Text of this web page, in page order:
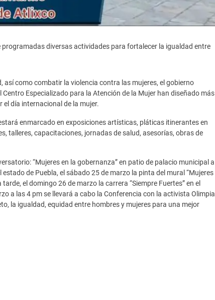
diversas actividades para fortalecer la igualdad entre
como combatir la violencia contra las mujeres, el gobierno
Especializado para la Atención de la Mujer han diseñado más
día internacional de la mujer.
enmarcado en exposiciones artísticas, pláticas itinerantes en
talleres, capacitaciones, jornadas de salud, asesorías, obras de
“Mujeres en la gobernanza” en patio de palacio municipal a
de Puebla, el sábado 25 de marzo la pinta del mural “Mujeres
el domingo 26 de marzo la carrera “Siempre Fuertes” en el
a las 4 pm se llevará a cabo la Conferencia con la activista Olimpia
la igualdad, equidad entre hombres y mujeres para una mejor